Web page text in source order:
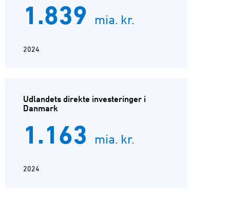
1.839 mia. kr.
2024
Udlandets direkte investeringer i
Danmark
1.163 mia. kr.
2024